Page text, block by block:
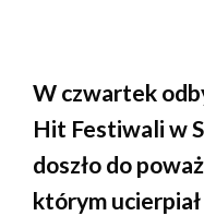
W czwartek
Hit Festiwali w
doszło do
którym